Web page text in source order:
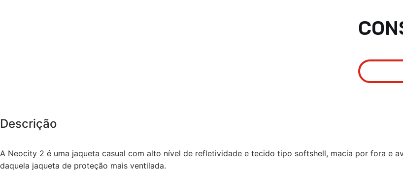
Descrição
A Neocity 2 é uma jaqueta casual com alto nível de refletividade e tecido tipo softshell, macia por fora e
daquela jaqueta de proteção mais ventilada.